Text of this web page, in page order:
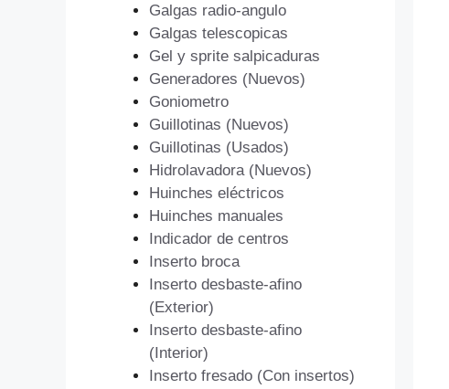
Galgas radio-angulo
Galgas telescopicas
Gel y sprite salpicaduras
Generadores (Nuevos)
Goniometro
Guillotinas (Nuevos)
Guillotinas (Usados)
Hidrolavadora (Nuevos)
Huinches eléctricos
Huinches manuales
Indicador de centros
Inserto broca
Inserto desbaste-afino
(Exterior)
Inserto desbaste-afino
(Interior)
Inserto fresado (Con insertos)